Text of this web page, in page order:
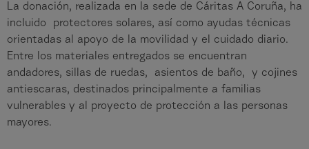
La donación, realizada en la sede de Cáritas A Coruña, ha
incluido protectores solares, así como ayudas técnicas
orientadas al apoyo de la movilidad y el cuidado diario.
Entre los materiales entregados se encuentran
andadores, sillas de ruedas, asientos de baño, y cojines
antiescaras, destinados principalmente a familias
vulnerables y al proyecto de protección a las personas
mayores.